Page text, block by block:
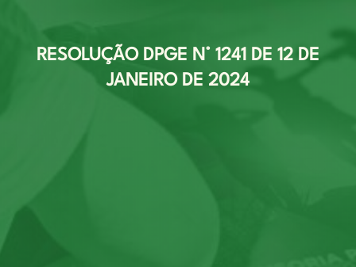
RESOLUÇÃO DPGE N° 1241 DE 12 DE
JANEIRO DE 2024